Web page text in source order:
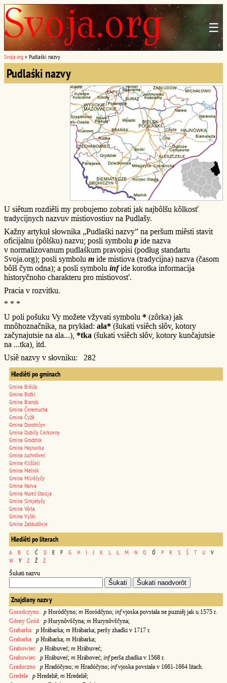
☰
Svoja.org » Pudlaśki nazvy
Pudlaśki nazvy
U siêtum rozdiêli my probujemo zobrati jak najbôlšu kôlkosť
tradycijnych nazvuv mistiovostiuv na Pudlašy.
Kažny artykuł słownika „Pudlaśki nazvy” na peršum miêsti stavit
oficijalnu (pôlśku) nazvu; posli symbolu p ide nazva
v normalizovanum pudlaśkum pravopisi (podług standartu
Svoja.org); posli symbolu m ide mistiova (tradycijna) nazva (časom
bôlš čym odna); a posli symbolu infide korotka informacija
historyčnoho charakteru pro mistiovosť.
Pracia v rozvitku.
* * *
U poli pošuku Vy možete vžyvati symbolu * (zôrka) jak
mnôhoznačnika, na prykład: ala* (šukati vsiêch słôv, kotory
začynajutsie na ala...), *tka (šukati vsiêch słôv, kotory kunčajutsie
na ...tka), itd.
Usiê nazvy v słovniku: 282
Hlediêti po gminach
Gmina Biêlśk
Gmina Boťki
Gmina Branśk
Gmina Čeremucha
Gmina Čyžê
Gmina Dorohičyn
Gmina Dubičy Cerkovny
Gmina Grodzisk
Gmina Hajnuvka
Gmina Juchnôveć
Gmina Kliščeli
Gmina Melnik
Gmina Miliêčyčy
Gmina Narva
Gmina Nureć-Stacija
Gmina Simjatyčy
Gmina Vôrla
Gmina Vyški
Gmina Zabłudôvje
Hlediêti po literach
A B C Ć D E F G H I J K L Ł M N O Ó P R S Ś T U
V
W
Y Z Ź Ż
Šukati nazvu
Znajdiany nazvy
Gorodczyno p Horódčyno; m Horódčyno; infvjoska povstała ne puzniêj jak u 1575 r.
Górny Gród
p Hurynôvščyna; m Hurynôvščyna;
Grabarka
p Hrábarka; m Hrábarka; peršy zhadki v 1717 r.
Grabarka
p Hrábarka; m Hrábarka;
Grabowiec
p Hrábuveć; m Hrábuveć;
Grabowiec
p Hrábuveć; m Hráboveć; infperša zhadka v 1568 r.
Gradoczno
p Hradóčyno; m Hradóčyno; infvjoska povstała v 1661-1664 litach.
Gredele
p Hredeliê; m Hredeliê;